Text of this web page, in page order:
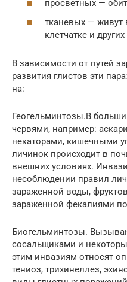
просветных —
тканевых — живут
клетчатке и других
В зависимости от путей
развития глистов эти
на:
Геогельминтозы.В
червями, например:
некаторами, кишечными
личинок происходит в
внешних условиях.
несоблюдении правил
зараженной воды,
зараженной фекалиями
Биогельминтозы.
сосальщиками и
этим инвазиям относят
тениоз, трихинеллез,